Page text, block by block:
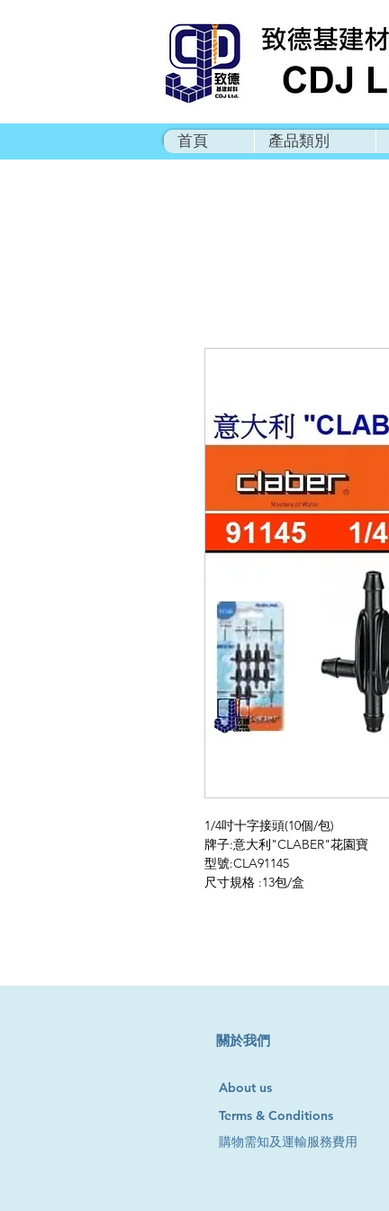
首頁 產品類別
1/4吋十字接頭(10個/包)
牌子:意大利"CLABER"花園寶
型號:CLA91145
尺寸規格 :13包/盒
​關於我們
About us
Terms & Conditions
購物需知及運輸服務費用